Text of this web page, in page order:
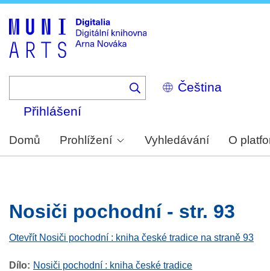
Select
your
Přihlášení
Domů Prohlížení Vyhledávání O
Nosiči pochodní - str. 93
Otevřít Nosiči pochodní : kniha české tradice na straně 93
Dílo
Nosiči pochodní : kniha české tradice